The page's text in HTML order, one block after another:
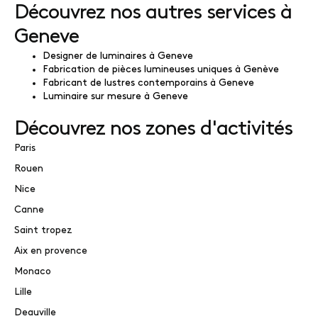
Découvrez nos autres services à
Geneve
Designer de luminaires à Geneve
Fabrication de pièces lumineuses uniques à Genève
Fabricant de lustres contemporains à Geneve
Luminaire sur mesure à Geneve
Découvrez nos zones d'activités
Paris
Rouen
Nice
Canne
Saint tropez
Aix en provence
Monaco
Lille
Deauville